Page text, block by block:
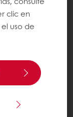
clic en
uso de